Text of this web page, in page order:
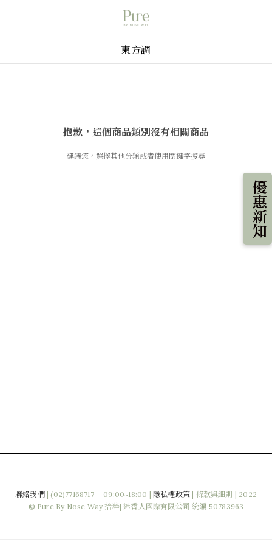
優惠新知
東方調
抱歉，這個商品類別沒有相關商品
建議您，選擇其他分類或者使用關鍵字搜尋
聯絡我們| (02)77168717｜ 09:00~18:00 | 隱私權政策 | 條款與細則 | 2022
© Pure By Nose Way 拾粹| 迷香人國際有限公司 統編 50783963